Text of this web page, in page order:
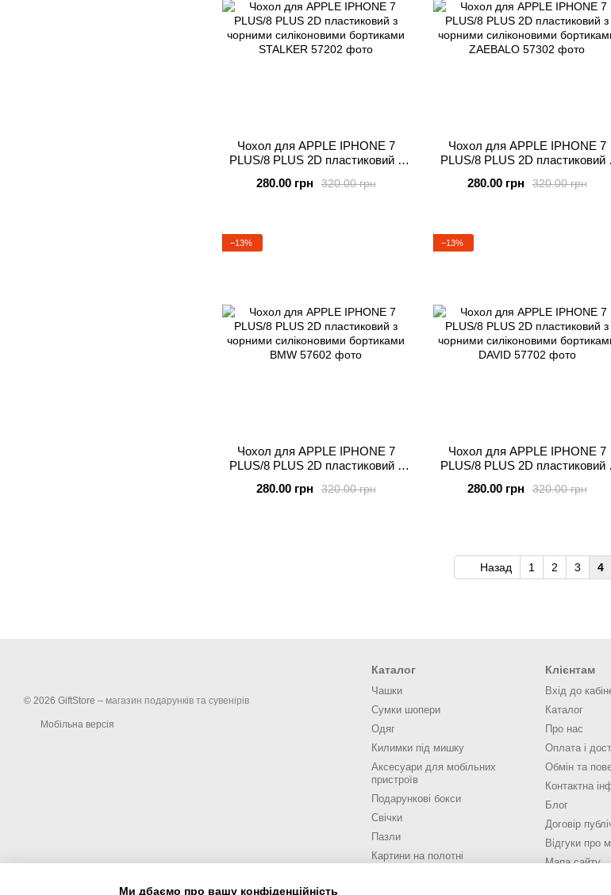
Чохол для APPLE IPHONE 7
PLUS/8 PLUS 2D пластиковий з
STALKER320.00 грн
280.00 грн
Чохол для APPLE IPHONE 7
PLUS/8 PLUS 2D пластиковий
ZAEBALO320.00 грн
280.00 грн
−13%
Чохол для APPLE IPHONE 7
PLUS/8 PLUS 2D пластиковий з
BMW320.00 грн
280.00 грн
−13%
Чохол для APPLE IPHONE 7
PLUS/8 PLUS 2D пластиковий
DAVID320.00 грн
280.00 грн
Назад 1 2 3 4
© 2026 GiftStore – магазин подарунків та сувенірів
Мобільна версія
Каталог
Чашки
Сумки шопери
Одяг
Килимки під мишку
Аксесуари для мобільних
пристроїв
Подарункові бокси
Свічки
Пазли
Картини на полотні
Клієнтам
Вхід до
Каталог
Про нас
Оплата і
Обмін та
Контактна
Блог
Договір
Відгуки про
Мапа сайту
Ми дбаємо про вашу конфіденційність